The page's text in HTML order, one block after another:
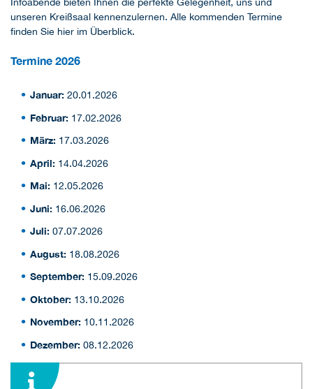
unseren Kreißsaal kennenzulernen. Alle kommenden Termine
finden Sie hier im Überblick.
Termine 2026
Januar: 20.01.2026
Februar: 17.02.2026
März: 17.03.2026
April: 14.04.2026
Mai: 12.05.2026
Juni: 16.06.2026
Juli: 07.07.2026
August: 18.08.2026
September: 15.09.2026
Oktober: 13.10.2026
November: 10.11.2026
Dezember: 08.12.2026